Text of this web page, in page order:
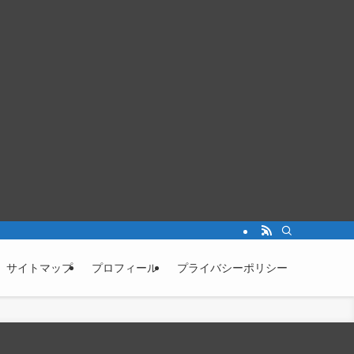
サイトマップ プロフィール プライバシーポリシー